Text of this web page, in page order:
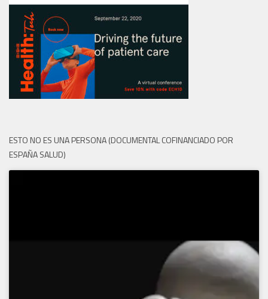
ESTO NO ES UNA PERSONA (DOCUMENTAL COFINANCIADO POR
ESPAÑA SALUD)